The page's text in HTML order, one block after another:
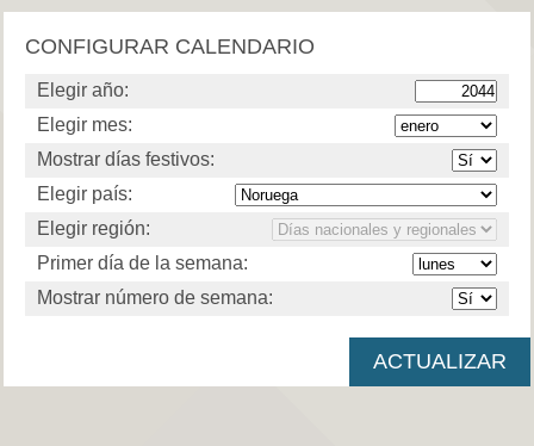
CONFIGURAR CALENDARIO
Elegir año:
Elegir mes:
Mostrar días festivos:
Elegir país:
Elegir región:
Primer día de la semana:
Mostrar número de semana: